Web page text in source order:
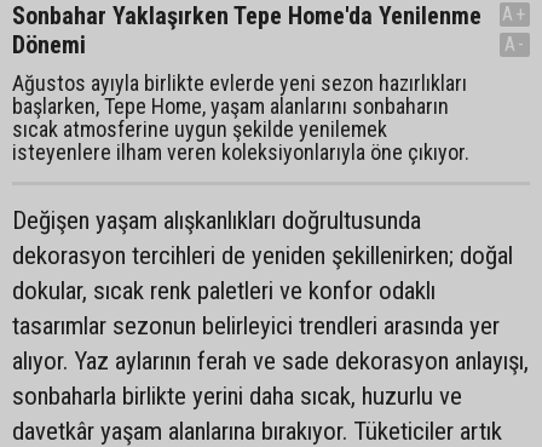
Sonbahar Yaklaşırken Tepe Home'da Yenilenme
Dönemi
Ağustos ayıyla birlikte evlerde yeni sezon hazırlıkları
başlarken, Tepe Home, yaşam alanlarını sonbaharın
sıcak atmosferine uygun şekilde yenilemek
isteyenlere ilham veren koleksiyonlarıyla öne çıkıyor.
A+
A-
Değişen yaşam alışkanlıkları doğrultusunda
dekorasyon tercihleri de yeniden şekillenirken; doğal
dokular, sıcak renk paletleri ve konfor odaklı
tasarımlar sezonun belirleyici trendleri arasında yer
alıyor. Yaz aylarının ferah ve sade dekorasyon anlayışı,
sonbaharla birlikte yerini daha sıcak, huzurlu ve
davetkâr yaşam alanlarına bırakıyor. Tüketiciler artık